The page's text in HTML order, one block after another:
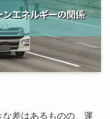
差はあるものの、運